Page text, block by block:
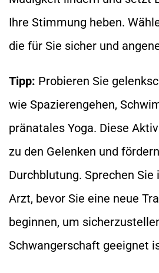
Ihre Stimmung heben.
die für Sie sicher und
Tipp: Probieren Sie
wie Spazierengehen,
pränatales Yoga. Diese
zu den Gelenken und
Durchblutung. Sprechen
Arzt, bevor Sie eine neue
beginnen, um
Schwangerschaft geeignet